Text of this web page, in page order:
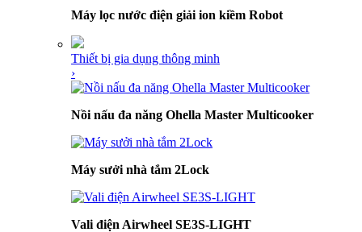
Máy lọc nước điện giải ion kiềm Robot
Thiết bị gia dụng thông minh
›
Nồi nấu đa năng Ohella Master Multicooker
Máy sưởi nhà tắm 2Lock
Vali điện Airwheel SE3S-LIGHT